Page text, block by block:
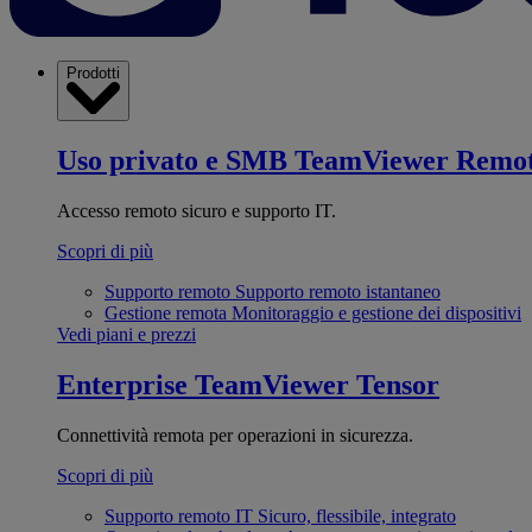
Prodotti
Uso privato e SMB TeamViewer
Accesso remoto sicuro e supporto IT.
Scopri di più
Supporto remoto Supporto remoto istantaneo
Gestione remota Monitoraggio e gestione dei dispositivi
Vedi piani e prezzi
Enterprise TeamViewer Tensor
Connettività remota per operazioni in sicurezza.
Scopri di più
Supporto remoto IT Sicuro, flessibile, integrato